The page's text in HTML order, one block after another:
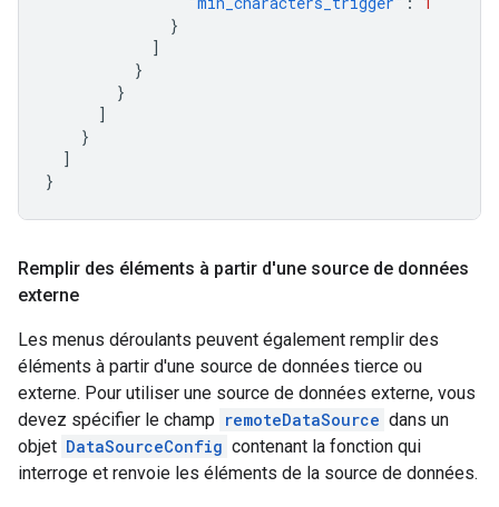
}
]
}
}
]
}
]
}
Remplir des éléments à partir d'une source de données
externe
Les menus déroulants peuvent également remplir des
éléments à partir d'une source de données tierce ou
externe. Pour utiliser une source de données externe, vous
devez spécifier le champ remoteDataSource dans un
objet DataSourceConfig contenant la fonction qui
interroge et renvoie les éléments de la source de données.